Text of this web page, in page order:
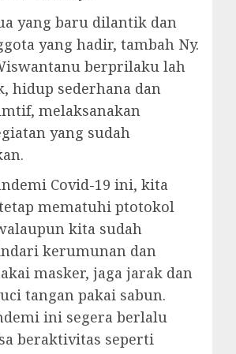
yang baru dilantik dan
yang hadir, tambah Ny.
berprilaku lah
hidup sederhana dan
melaksanakan
yang sudah
Covid-19 ini, kita
mematuhi ptotokol
kita sudah
kerumunan dan
masker, jaga jarak dan
tangan pakai sabun.
ini segera berlalu
beraktivitas seperti